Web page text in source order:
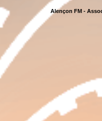
Alençon FM -